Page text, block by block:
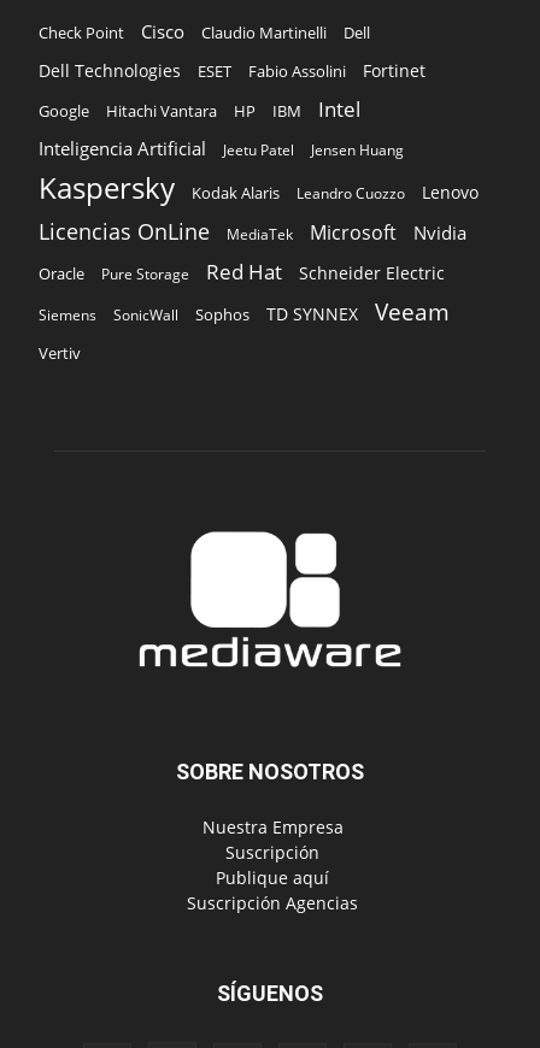
Check Point
Cisco Claudio Martinelli Dell
Dell Technologies ESET Fabio Assolini Fortinet
Google Hitachi Vantara HP IBM Intel
Inteligencia Artificial Jeetu Patel Jensen Huang
Kaspersky Kodak Alaris Leandro Cuozzo Lenovo
Licencias OnLine MediaTek Microsoft Nvidia
Oracle Pure Storage Red Hat Schneider Electric
Siemens SonicWall Sophos TD SYNNEX Veeam
Vertiv
SOBRE NOSOTROS
‎ Nuestra Empresa
‎ Suscripción
‎ Publique aquí
‎ Suscripción Agencias
SÍGUENOS